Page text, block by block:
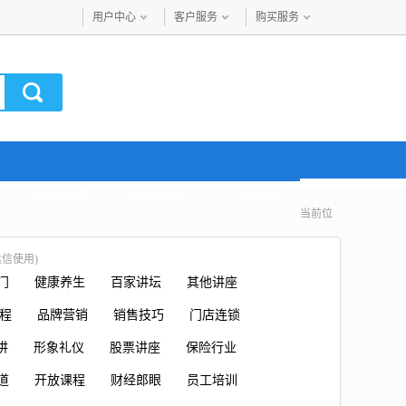
用户中心 客户服务 购买服务
当前位
使用)
健康养生 百家讲坛 其他讲座
品牌营销 销售技巧 门店连锁
形象礼仪 股票讲座 保险行业
开放课程 财经郎眼 员工培训